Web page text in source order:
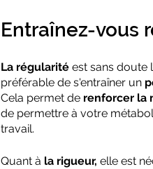
Entraînez-vous
La régularité est sans doute
préférable de s'entraîner un
Cela permet de renforcer la
de permettre à votre
travail.
Quant à la rigueur, elle est